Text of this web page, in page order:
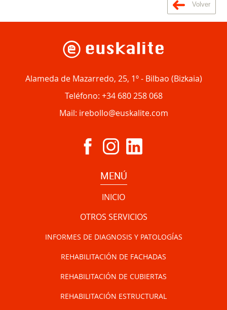
Volver
Alameda de Mazarredo, 25, 1º- Bilbao (Bizkaia)
Teléfono: +34 680 258 068
Mail: irebollo@euskalite.com
MENÚ
INICIO
OTROS SERVICIOS
INFORMES DE DIAGNOSIS Y PATOLOGÍAS
REHABILITACIÓN DE FACHADAS
REHABILITACIÓN DE CUBIERTAS
REHABILITACIÓN ESTRUCTURAL